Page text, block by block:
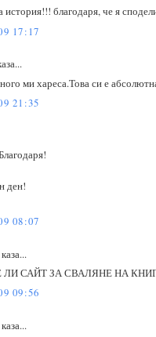
история!!! благодаря, че я
17:17
ми хареса.Това си е
21:35
ден!
08:07
ЛИ САЙТ ЗА СВАЛЯНЕ НА
09:56